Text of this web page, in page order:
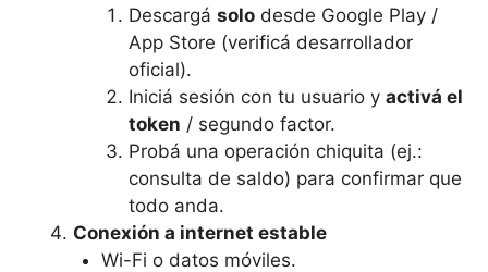
Descargá solo desde Google Play /
App Store (verificá desarrollador
oficial).
Iniciá sesión con tu usuario y activá el
token / segundo factor.
Probá una operación chiquita (ej.:
consulta de saldo) para confirmar que
todo anda.
Conexión a internet estable
Wi-Fi o datos móviles.